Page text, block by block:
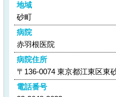
地域
砂町
病院
赤羽根医院
病院住所
〒136-0074 東京都江東区東
電話番号